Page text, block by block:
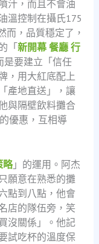
汁，而且不會油
溫控制在攝氏175
而，品質穩定了，
「新開幕 餐廳 行
要建立「信任
，用大紅底配上
產地直送」，讓
與隔壁飲料攤合
優惠，互相導
略」的運用。阿杰
願意在熟悉的攤
點到八點，他會
店的隊伍旁，笑
沒關係」。他記
試吃杯的溫度保